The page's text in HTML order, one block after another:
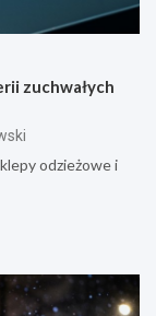
zuchwałych
odzieżowe i